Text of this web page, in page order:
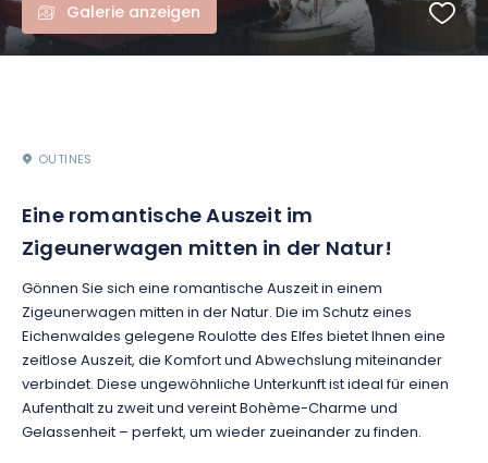
Galerie anzeigen
OUTINES
Eine romantische Auszeit im
Zigeunerwagen mitten in der Natur!
Gönnen Sie sich eine romantische Auszeit in einem
Zigeunerwagen mitten in der Natur. Die im Schutz eines
Eichenwaldes gelegene Roulotte des Elfes bietet Ihnen eine
zeitlose Auszeit, die Komfort und Abwechslung miteinander
verbindet. Diese ungewöhnliche Unterkunft ist ideal für einen
Aufenthalt zu zweit und vereint Bohème-Charme und
Gelassenheit – perfekt, um wieder zueinander zu finden.